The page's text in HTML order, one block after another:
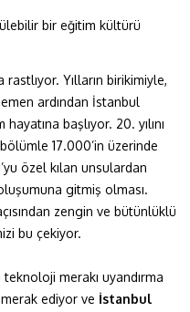
rastlıyor. Yılların birikimiyle,
ardından İstanbul
başlıyor. 20. yılını
17.000’in üzerinde
özel kılan unsulardan
gitmiş olması.
zengin ve bütünlüklü
bu çekiyor.
merakı uyandırma
ediyor ve İstanbul